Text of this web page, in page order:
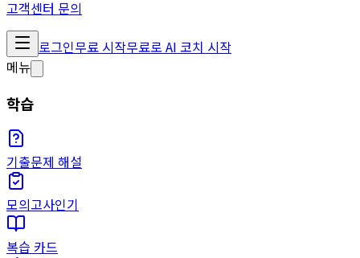
고객센터 문의
로그인무료 시작무료로 AI 코치 시작
메뉴
학습
기출문제 해설
모의고사인기
복습 카드